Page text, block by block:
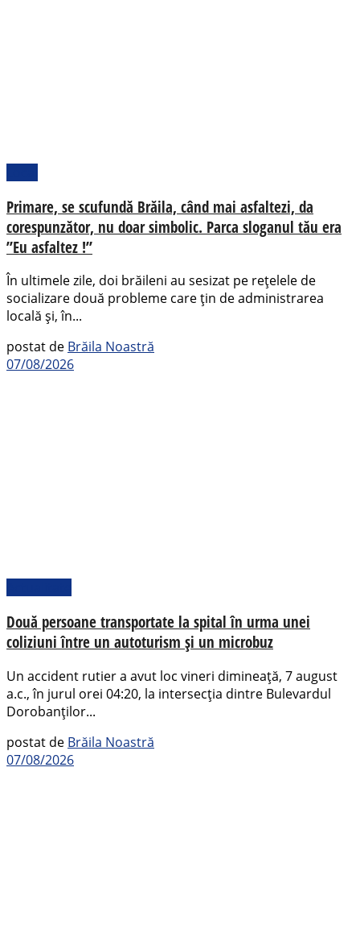
Primare, se scufundă Brăila, când mai asfaltezi, da
corespunzător, nu doar simbolic. Parca sloganul tău era
”Eu asfaltez !”
În ultimele zile, doi brăileni au sesizat pe rețelele de
socializare două probleme care țin de administrarea
locală și, în...
postat de Brăila Noastră
07/08/2026
Două persoane transportate la spital în urma unei
coliziuni între un autoturism și un microbuz
Un accident rutier a avut loc vineri dimineață, 7 august
a.c., în jurul orei 04:20, la intersecția dintre Bulevardul
Dorobanților...
postat de Brăila Noastră
07/08/2026